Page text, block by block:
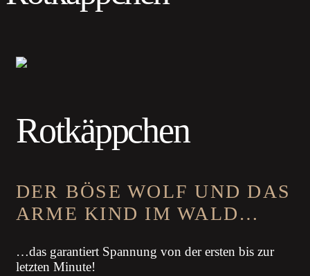
Rotkäppchen
DER BÖSE WOLF UND DAS
ARME KIND IM WALD…
…das garantiert Spannung von der ersten bis zur
letzten Minute!